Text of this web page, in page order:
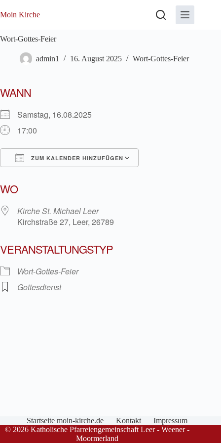
Inhalt
Moin Kirche
Wort-Gottes-Feier
admin1 16. August 2025 Wort-Gottes-Feier
WANN
Samstag, 16.08.2025
17:00
ZUM KALENDER HINZUFÜGEN
WO
Kirche St. Michael Leer
Kirchstraße 27, Leer, 26789
VERANSTALTUNGSTYP
Wort-Gottes-Feier
Gottesdienst
Startseite moin-kirche.de Kontakt
Impressum
© 2026 Katholische Pfarreiengemeinschaft Leer - Weener -
Moormerland